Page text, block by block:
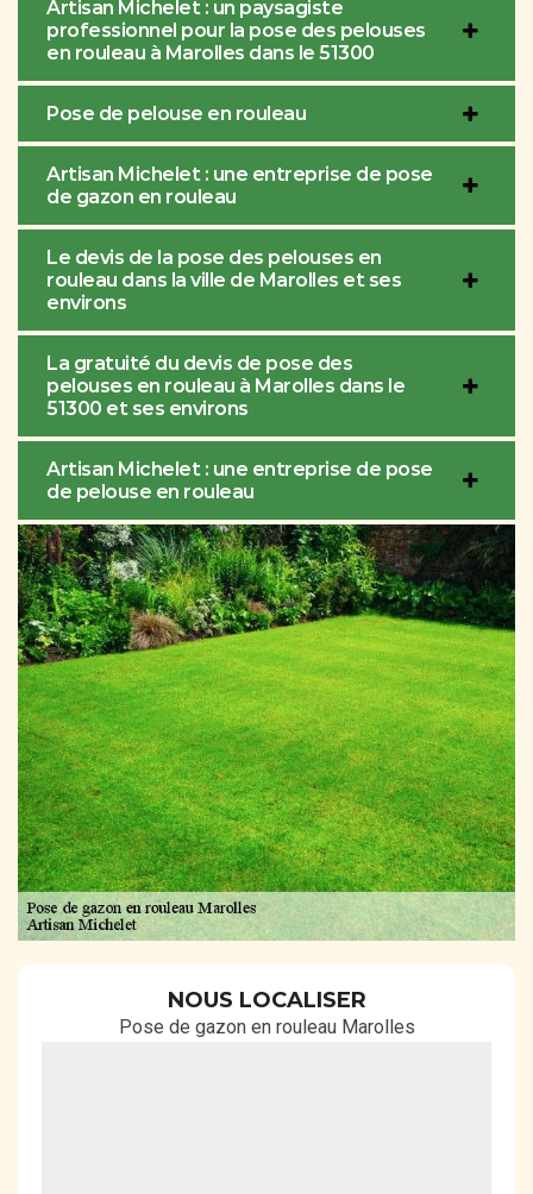
Artisan Michelet : un paysagiste
professionnel pour la pose des pelouses
en rouleau à Marolles dans le 51300
Pose de pelouse en rouleau
Artisan Michelet : une entreprise de pose
de gazon en rouleau
Le devis de la pose des pelouses en
rouleau dans la ville de Marolles et ses
environs
La gratuité du devis de pose des
pelouses en rouleau à Marolles dans le
51300 et ses environs
Artisan Michelet : une entreprise de pose
de pelouse en rouleau
NOUS LOCALISER
Pose de gazon en rouleau Marolles